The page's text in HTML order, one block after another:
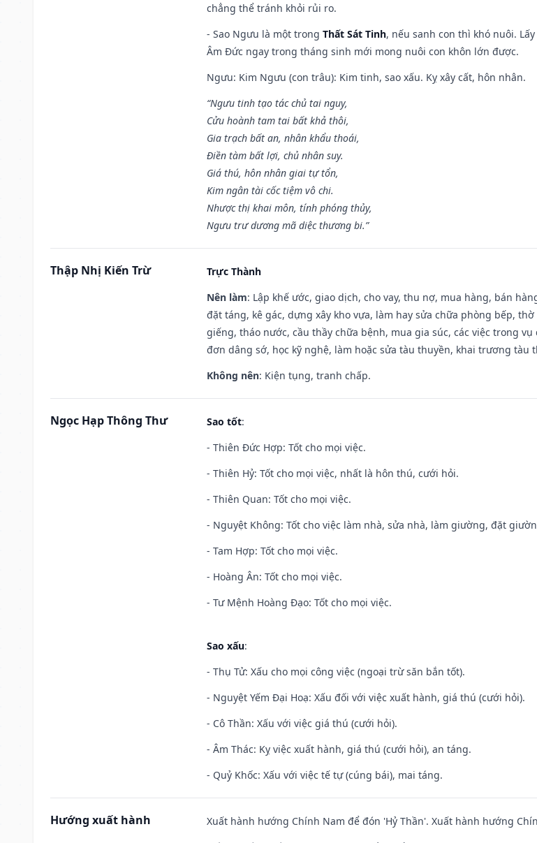
chẳng thể tránh khỏi rủi ro.
- Sao Ngưu là một trong Thất Sát Tinh, nếu sanh con thì khó nuôi.
Âm Đức ngay trong tháng sinh mới mong nuôi con khôn lớn được.
Ngưu: Kim Ngưu (con trâu): Kim tinh, sao xấu. Kỵ xây cất, hôn nhân.
“Ngưu tinh tạo tác chủ tai nguy,
Cửu hoành tam tai bất khả thôi,
Gia trạch bất an, nhân khẩu thoái,
Điền tàm bất lợi, chủ nhân suy.
Giá thú, hôn nhân giai tự tổn,
Kim ngân tài cốc tiệm vô chi.
Nhược thị khai môn, tính phóng thủy,
Ngưu trư dương mã diệc thương bi.”
Thập Nhị Kiến Trừ
Trực Thành
Nên làm: Lập khế ước, giao dịch, cho vay, thu nợ, mua hàng, bán
đặt táng, kê gác, dựng xây kho vựa, làm hay sửa chữa phòng bếp,
giếng, tháo nước, cầu thầy chữa bệnh, mua gia súc, các việc trong
đơn dâng sớ, học kỹ nghệ, làm hoặc sửa tàu thuyền, khai trương tàu
Không nên: Kiện tụng, tranh chấp.
Ngọc Hạp Thông Thư Sao tốt:
- Thiên Đức Hợp: Tốt cho mọi việc.
- Thiên Hỷ: Tốt cho mọi việc, nhất là hôn thú, cưới hỏi.
- Thiên Quan: Tốt cho mọi việc.
- Nguyệt Không: Tốt cho việc làm nhà, sửa nhà, làm giường, đặt
- Tam Hợp: Tốt cho mọi việc.
- Hoàng Ân: Tốt cho mọi việc.
- Tư Mệnh Hoàng Đạo: Tốt cho mọi việc.
Sao xấu:
- Thụ Tử: Xấu cho mọi công việc (ngoại trừ săn bắn tốt).
- Nguyệt Yếm Đại Hoạ: Xấu đối với việc xuất hành, giá thú (cưới hỏi).
- Cô Thần: Xấu với việc giá thú (cưới hỏi).
- Âm Thác: Kỵ việc xuất hành, giá thú (cưới hỏi), an táng.
- Quỷ Khốc: Xấu với việc tế tự (cúng bái), mai táng.
Hướng xuất hành
Xuất hành hướng Chính Nam để đón 'Hỷ Thần'. Xuất hành hướng